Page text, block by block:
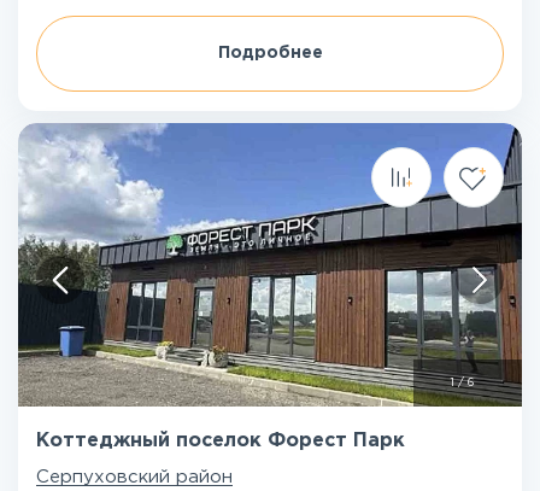
Подробнее
1/6
Коттеджный поселок Форест Парк
Серпуховский район